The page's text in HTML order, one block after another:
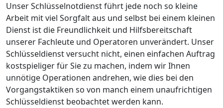
Unser Schlüsselnotdienst führt jede noch so kleine
Arbeit mit viel Sorgfalt aus und selbst bei einem kleinen
Dienst ist die Freundlichkeit und Hilfsbereitschaft
unserer Fachleute und Operatoren unverändert. Unser
Schlüsseldienst versucht nicht, einen einfachen Auftrag
kostspieliger für Sie zu machen, indem wir Ihnen
unnötige Operationen andrehen, wie dies bei den
Vorgangstaktiken so von manch einem unaufrichtigen
Schlüsseldienst beobachtet werden kann.